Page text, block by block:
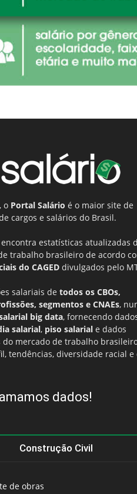
o Portal Salário é o maior site de
cargos e salários do Brasil.
estatísticas atualizadas
trabalho brasileiro de acordo
do CAGED divulgados pelo
salariais de todos os CBOs,
segmentos e CNAEs,
big data, fornecendo
salarial, piso salarial e dados
do mercado de trabalho
tendências, diversidade racial e
dados!
Construção Civil
de obras